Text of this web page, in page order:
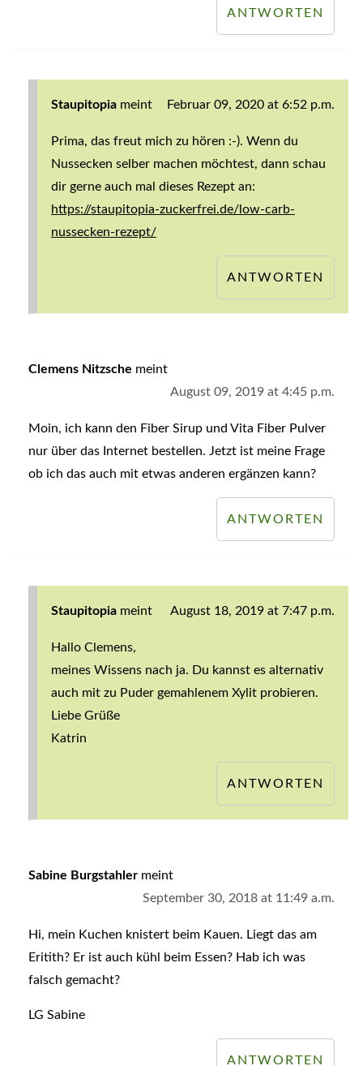
ANTWORTEN
Staupitopia meint Februar 09, 2020 at 6:52 p.m.
Prima, das freut mich zu hören :-). Wenn du
Nussecken selber machen möchtest, dann schau
dir gerne auch mal dieses Rezept an:
https://staupitopia-zuckerfrei.de/low-carb-
nussecken-rezept/
ANTWORTEN
Clemens Nitzsche meint
August 09, 2019 at 4:45 p.m.
Moin, ich kann den Fiber Sirup und Vita Fiber Pulver
nur über das Internet bestellen. Jetzt ist meine Frage
ob ich das auch mit etwas anderen ergänzen kann?
ANTWORTEN
Staupitopia meint August 18, 2019 at 7:47 p.m.
Hallo Clemens,
meines Wissens nach ja. Du kannst es alternativ
auch mit zu Puder gemahlenem Xylit probieren.
Liebe Grüße
Katrin
ANTWORTEN
Sabine Burgstahler meint
September 30, 2018 at 11:49 a.m.
Hi, mein Kuchen knistert beim Kauen. Liegt das am
Eritith? Er ist auch kühl beim Essen? Hab ich was
falsch gemacht?
LG Sabine
ANTWORTEN